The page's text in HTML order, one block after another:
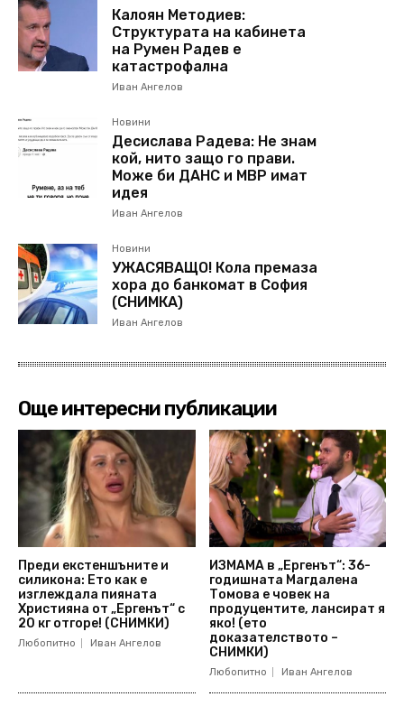
Калоян Методиев:
Структурата на кабинета
на Румен Радев е
катастрофална
Иван Ангелов
Новини
Десислава Радева: Не знам
кой, нито защо го прави.
Може би ДАНС и МВР имат
идея
Иван Ангелов
Новини
УЖАСЯВАЩО! Кола премаза
хора до банкомат в София
(СНИМКА)
Иван Ангелов
Още интересни публикации
Преди екстеншъните и
силикона: Ето как е
изглеждала пияната
Християна от „Ергенът“ с
20 кг отгоре! (СНИМКИ)
Любопитно Иван Ангелов
ИЗМАМА в „Ергенът“: 36-
годишната Магдалена
Томова е човек на
продуцентите, лансират я
яко! (ето
доказателството –
СНИМКИ)
Любопитно Иван Ангелов